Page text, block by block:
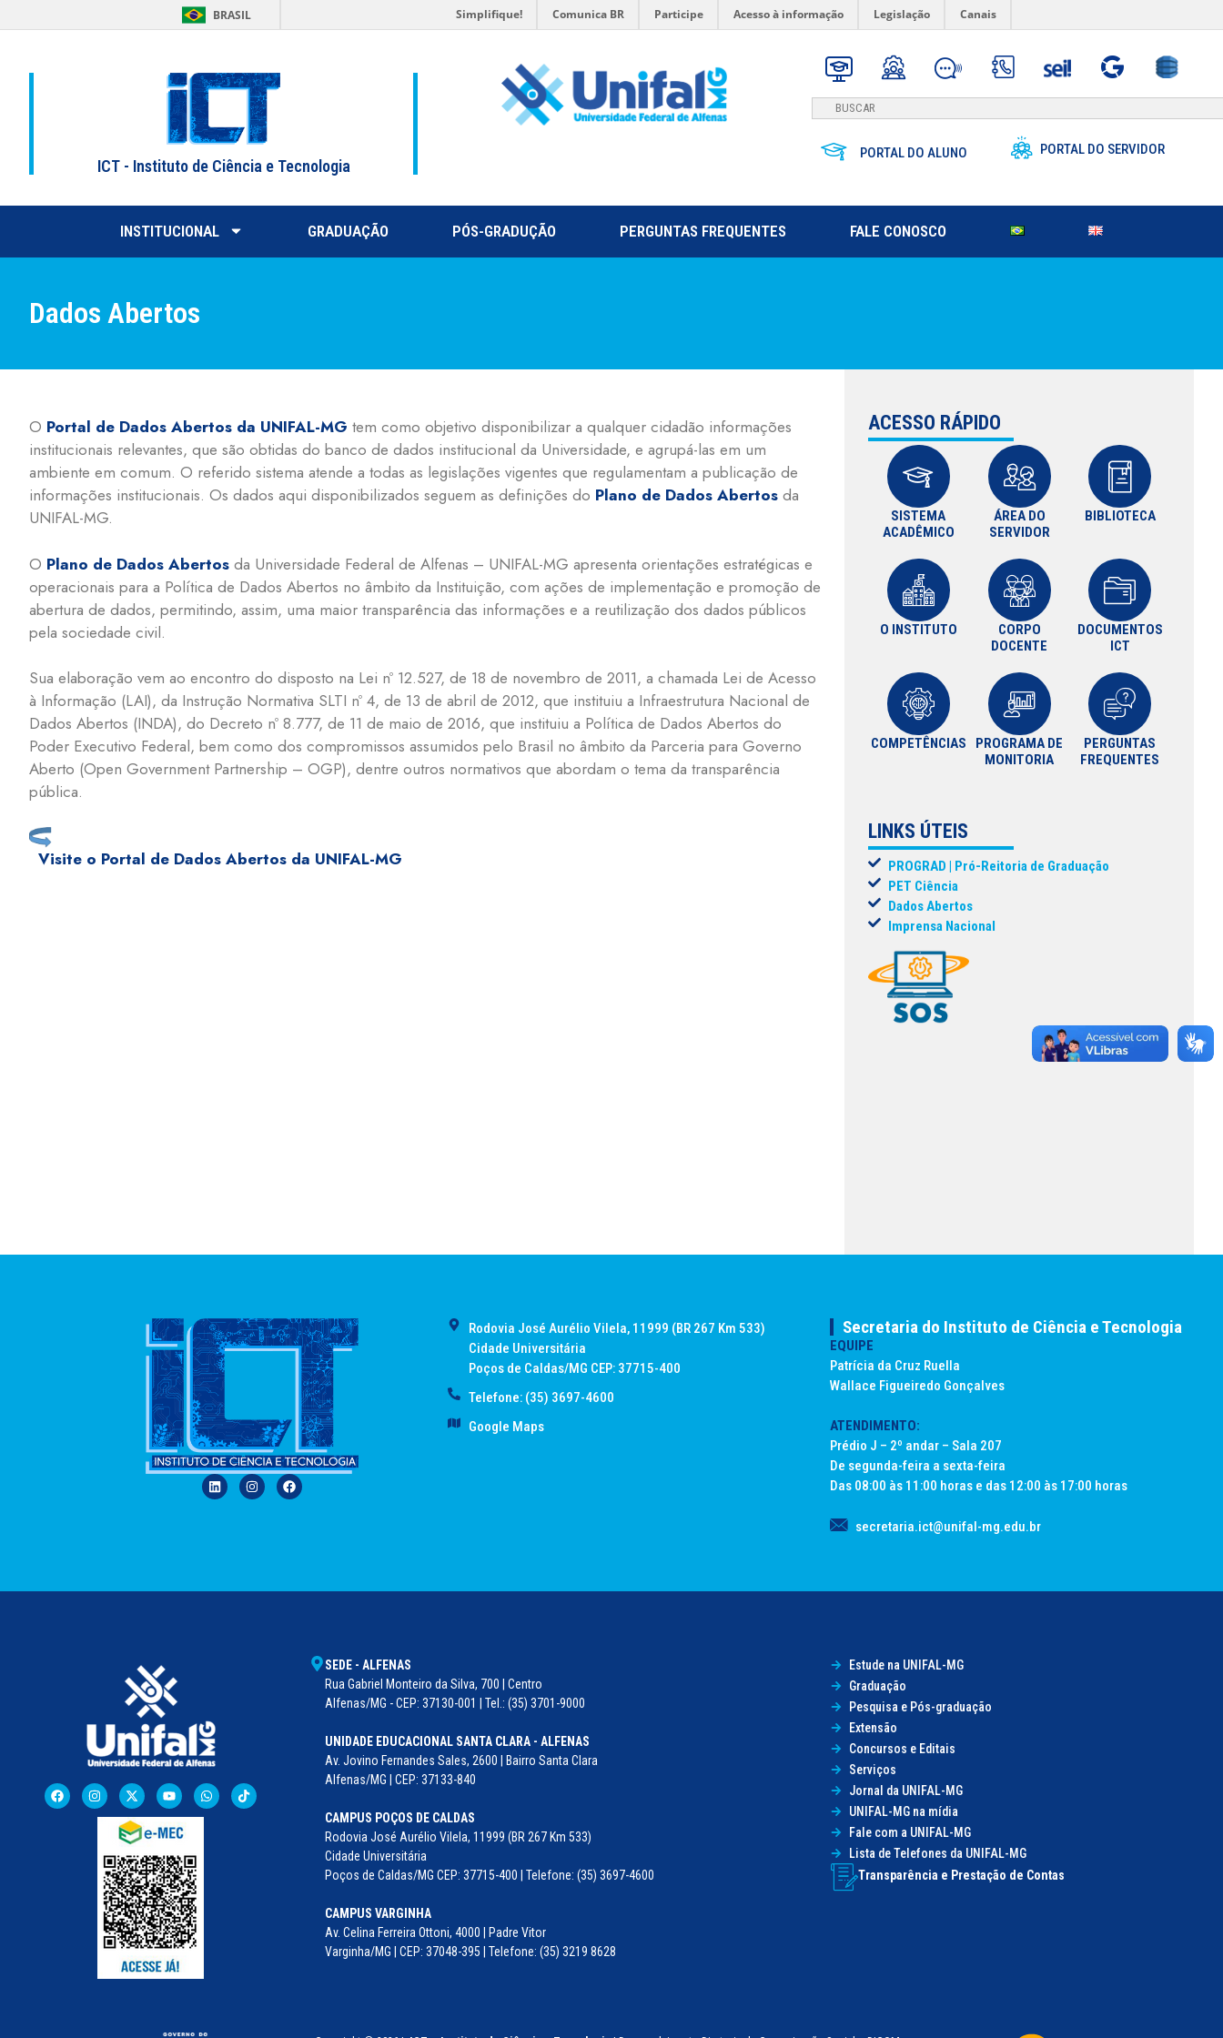
BRASIL Simplifique! Comunica BR Participe Acesso à informação Legislação Canais
ICT - Instituto de Ciência e Tecnologia
PORTAL DO ALUNO PORTAL DO SERVIDOR
INSTITUCIONAL GRADUAÇÃO PÓS-GRADUÇÃO PERGUNTAS FREQUENTES FALE CONOSCO
Dados Abertos
O Portal de Dados Abertos da UNIFAL-MG tem como objetivo disponibilizar a qualquer cidadão informações
institucionais relevantes, que são obtidas do banco de dados institucional da Universidade, e agrupá-las em um
ambiente em comum. O referido sistema atende a todas as legislações vigentes que regulamentam a publicação de
informações institucionais. Os dados aqui disponibilizados seguem as definições do Plano de Dados Abertos da
UNIFAL-MG.
O Plano de Dados Abertos da Universidade Federal de Alfenas – UNIFAL-MG apresenta orientações estratégicas e
operacionais para a Política de Dados Abertos no âmbito da Instituição, com ações de implementação e promoção de
abertura de dados, permitindo, assim, uma maior transparência das informações e a reutilização dos dados públicos
pela sociedade civil.
Sua elaboração vem ao encontro do disposto na Lei nº 12.527, de 18 de novembro de 2011, a chamada Lei de Acesso
à Informação (LAI), da Instrução Normativa SLTI nº 4, de 13 de abril de 2012, que instituiu a Infraestrutura Nacional de
Dados Abertos (INDA), do Decreto nº 8.777, de 11 de maio de 2016, que instituiu a Política de Dados Abertos do
Poder Executivo Federal, bem como dos compromissos assumidos pelo Brasil no âmbito da Parceria para Governo
Aberto (Open Government Partnership – OGP), dentre outros normativos que abordam o tema da transparência
pública.
Visite o Portal de Dados Abertos da UNIFAL-MG
ACESSO RÁPIDO
SISTEMA
ACADÊMICO
ÁREA DO
SERVIDOR
BIBLIOTECA
O INSTITUTO
CORPO
DOCENTE
DOCUMENTOS
ICT
COMPETÊNCIAS
PROGRAMA DE
MONITORIA
PERGUNTAS
FREQUENTES
LINKS ÚTEIS
PROGRAD | Pró-Reitoria de Graduação
PET Ciência
Dados Abertos
Imprensa Nacional
Rodovia José Aurélio Vilela, 11999 (BR 267 Km 533)
Cidade Universitária
Poços de Caldas/MG CEP: 37715-400
Telefone: (35) 3697-4600
Google Maps
Secretaria do Instituto de Ciência e Tecnologia
EQUIPE
Patrícia da Cruz Ruella
Wallace Figueiredo Gonçalves
ATENDIMENTO:
Prédio J – 2º andar – Sala 207
De segunda-feira a sexta-feira
Das 08:00 às 11:00 horas e das 12:00 às 17:00 horas
secretaria.ict@unifal-mg.edu.br
SEDE - ALFENAS
Rua Gabriel Monteiro da Silva, 700 | Centro
Alfenas/MG - CEP: 37130-001 | Tel.: (35) 3701-9000
UNIDADE EDUCACIONAL SANTA CLARA - ALFENAS
Av. Jovino Fernandes Sales, 2600 | Bairro Santa Clara
Alfenas/MG | CEP: 37133-840
CAMPUS POÇOS DE CALDAS
Rodovia José Aurélio Vilela, 11999 (BR 267 Km 533)
Cidade Universitária
Poços de Caldas/MG CEP: 37715-400 | Telefone: (35) 3697-4600
CAMPUS VARGINHA
Av. Celina Ferreira Ottoni, 4000 | Padre Vitor
Varginha/MG | CEP: 37048-395 | Telefone: (35) 3219 8628
Estude na UNIFAL-MG
Graduação
Pesquisa e Pós-graduação
Extensão
Concursos e Editais
Serviços
Jornal da UNIFAL-MG
UNIFAL-MG na mídia
Fale com a UNIFAL-MG
Lista de Telefones da UNIFAL-MG
Transparência e Prestação de Contas